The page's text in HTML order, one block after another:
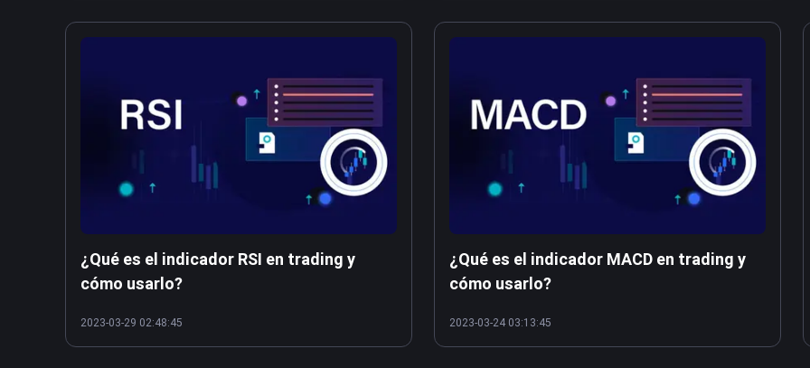
¿Qué es el indicador RSI en trading y
cómo usarlo?
2023-03-29 02:48:45
¿Qué es el indicador MACD en trading y
cómo usarlo?
2023-03-24 03:13:45